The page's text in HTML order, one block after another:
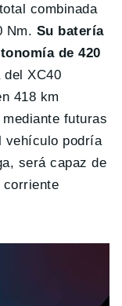
combinada
Nm. Su batería
de 420
del XC40
418 km
futuras
vehículo podría
será capaz de
corriente